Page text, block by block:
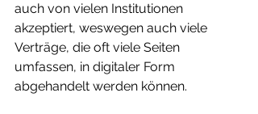
auch von vielen Institutionen
akzeptiert, weswegen auch viele
Verträge, die oft viele Seiten
umfassen, in digitaler Form
abgehandelt werden können.